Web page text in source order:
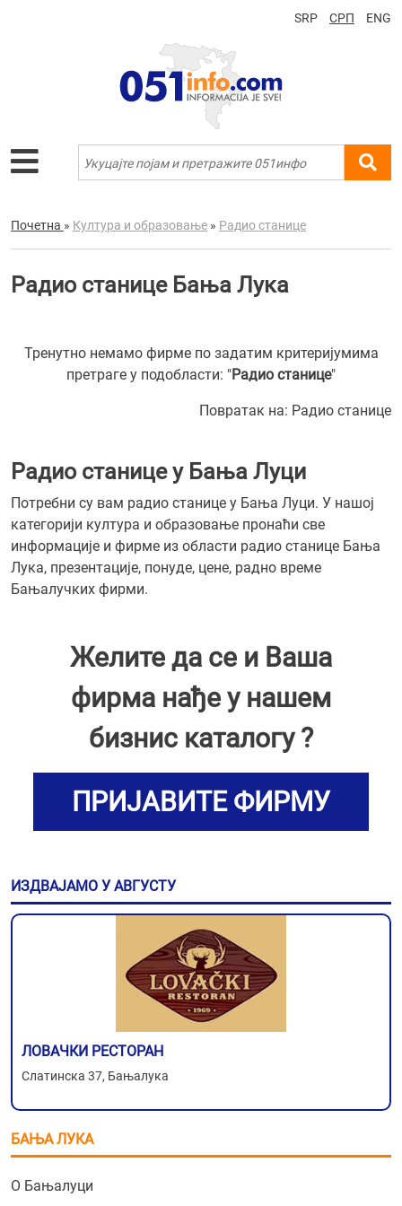
SRP СРП ENG
Почетна » Култура и образовање » Радио станице
Радио станице Бања Лука
Тренутно немамо фирме по задатим критеријумима
претраге у подобласти: "Радио станице"
Повратак на: Радио станице
Радио станице у Бања Луци
Потребни су вам радио станице у Бања Луци. У нашој
категорији култура и образовање пронаћи све
информације и фирме из области радио станице Бања
Лука, презентације, понуде, цене, радно време
Бањалучких фирми.
Желите да се и Ваша
фирма нађе у нашем
бизнис каталогу ?
ПРИЈАВИТЕ ФИРМУ
ИЗДВАЈАМО У АВГУСТУ
ЛОВАЧКИ РЕСТОРАН
Слатинска 37, Бањалука
БАЊА ЛУКА
О Бањалуци